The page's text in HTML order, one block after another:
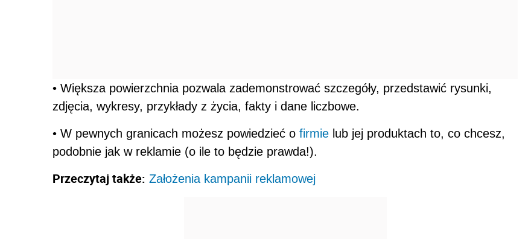
• Większa powierzchnia pozwala zademonstrować szczegóły, przedstawić rysunki,
zdjęcia, wykresy, przykłady z życia, fakty i dane liczbowe.
• W pewnych granicach możesz powiedzieć o firmie lub jej produktach to, co chcesz,
podobnie jak w reklamie (o ile to będzie prawda!).
Przeczytaj także: Założenia kampanii reklamowej